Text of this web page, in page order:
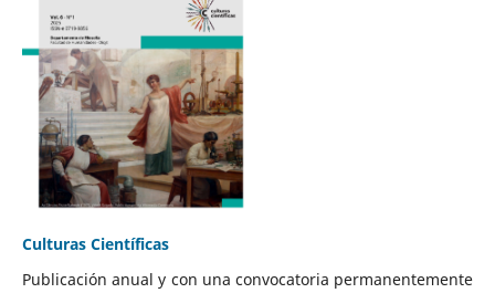
Culturas Científicas
Publicación anual y con una convocatoria permanentemente